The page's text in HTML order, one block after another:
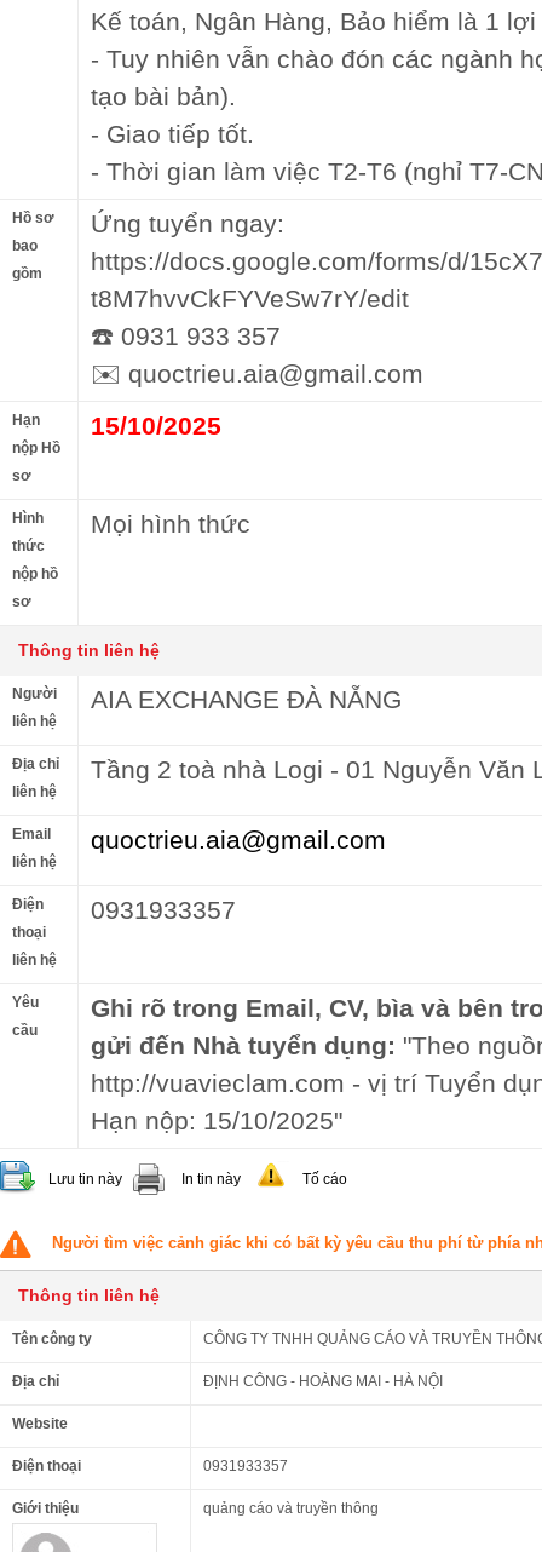
Kế toán, Ngân Hàng, Bảo hiểm là 1 lợi
- Tuy nhiên vẫn chào đón các ngành
tạo bài bản).
- Giao tiếp tốt.
- Thời gian làm việc T2-T6 (nghỉ T7-
Hồ sơ
bao
gồm
Ứng tuyển ngay:
https://docs.google.com/forms/d/
t8M7hvvCkFYVeSw7rY/edit
☎️ 0931 933 357
✉️ quoctrieu.aia@gmail.com
Hạn
nộp Hồ
sơ
15/10/2025
Hình
thức
nộp hồ
sơ
Mọi hình thức
Thông tin liên hệ
Người
liên hệ
AIA EXCHANGE ĐÀ NẴNG
Địa chỉ
liên hệ
Tầng 2 toà nhà Logi - 01 Nguyễn Văn
Email
liên hệ
quoctrieu.aia@gmail.com
Điện
thoại
liên hệ
0931933357
Yêu
cầu
Ghi rõ trong Email, CV, bìa và bên
gửi đến Nhà tuyển dụng: "Theo
http://vuavieclam.com - vị trí Tuyển
Hạn nộp: 15/10/2025"
Lưu tin này In tin này Tố cáo
Người tìm việc cảnh giác khi có bất kỳ yêu cầu thu phí từ phía
Thông tin liên hệ
Tên công ty CÔNG TY TNHH QUẢNG CÁO VÀ TRUYỀN
Địa chỉ ĐỊNH CÔNG - HOÀNG MAI - HÀ NỘI
Website
Điện thoại 0931933357
Giới thiệu quảng cáo và truyền thông